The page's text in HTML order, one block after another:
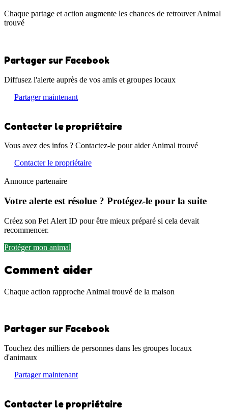
Chaque partage et action augmente les chances de retrouver Animal
trouvé
Partager sur Facebook
Diffusez l'alerte auprès de vos amis et groupes locaux
Partager maintenant
Contacter le propriétaire
Vous avez des infos ? Contactez-le pour aider Animal trouvé
Contacter le propriétaire
Annonce partenaire
Votre alerte est résolue ? Protégez-le pour la suite
Créez son Pet Alert ID pour être mieux préparé si cela devait
recommencer.
Protéger mon animal
Comment aider
Chaque action rapproche Animal trouvé de la maison
Partager sur Facebook
Touchez des milliers de personnes dans les groupes locaux
d'animaux
Partager maintenant
Contacter le propriétaire